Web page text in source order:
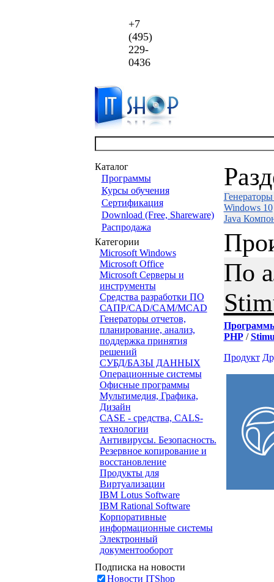
+7
(495)
229-
0436
Каталог
Программы
Курсы обучения
Сертификация
Download (Free, Shareware)
Распродажа
Категории
Microsoft Windows
Microsoft Office
Microsoft Серверы и
инструменты
Средства разработки ПО
САПР/CAD/CAM/MCAD
Генераторы отчетов,
планирование, анализ,
поддержка принятия
решений
СУБД/БАЗЫ ДАННЫХ
Операционные системы
Офисные программы
Мультимедия, Графика,
Дизайн
CASE - средства, CALS-
технологии
Антивирусы. Безопасность.
Резервное копирование и
восстановление
Продукты для
Виртуализации
IBM Lotus Software
IBM Rational Software
Корпоративные
информационные системы
Электронный
документооборот
Подписка на новости
Новости ITShop
Генераторы
Windows 10
Java
По
PHP/
Продукт